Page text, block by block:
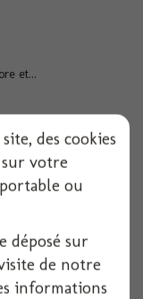
et...
des cookies
sur votre
ou
déposé sur
de notre
informations